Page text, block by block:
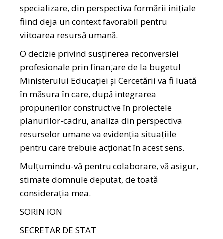
specializare, din perspectiva formării inițiale
fiind deja un context favorabil pentru
viitoarea resursă umană.
O decizie privind susținerea reconversiei
profesionale prin finanțare de la bugetul
Ministerului Educației și Cercetării va fi luată
în măsura în care, după integrarea
propunerilor constructive în proiectele
planurilor-cadru, analiza din perspectiva
resurselor umane va evidenția situațiile
pentru care trebuie acționat în acest sens.
Mulțumindu-vă pentru colaborare, vă asigur,
stimate domnule deputat, de toată
considerația mea.
SORIN ION
SECRETAR DE STAT